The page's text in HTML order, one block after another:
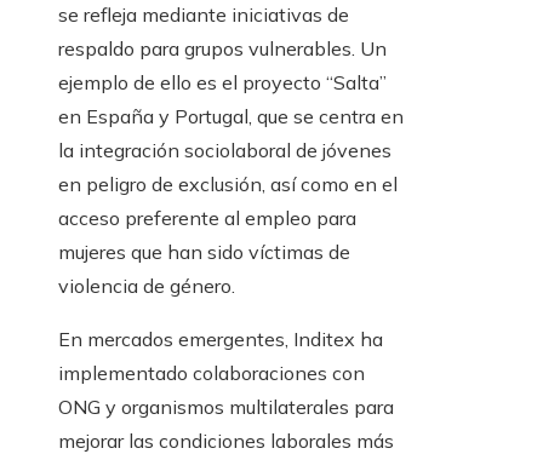
se refleja mediante iniciativas de
respaldo para grupos vulnerables. Un
ejemplo de ello es el proyecto “Salta”
en España y Portugal, que se centra en
la integración sociolaboral de jóvenes
en peligro de exclusión, así como en el
acceso preferente al empleo para
mujeres que han sido víctimas de
violencia de género.
En mercados emergentes, Inditex ha
implementado colaboraciones con
ONG y organismos multilaterales para
mejorar las condiciones laborales más